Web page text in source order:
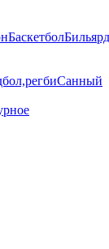
БаскетболБильярд
Санный